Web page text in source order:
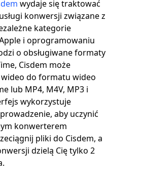
wydaje się traktować
konwersji związane z
kategorie
i oprogramowaniu
o obsługiwane formaty
Cisdem może
do formatu wideo
lub MP4, M4V, MP3 i
wykorzystuje
aby uczynić
konwerterem
pliki do Cisdem, a
dzielą Cię tylko 2